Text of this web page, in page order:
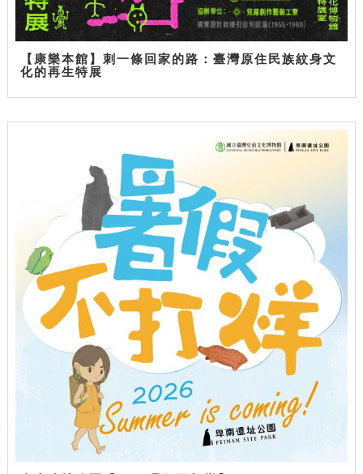
【康樂本館】刺一條回家的路：臺灣原住民族紋身文
化的再生特展